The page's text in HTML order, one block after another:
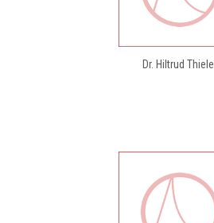
Dr. Hiltrud Thiele